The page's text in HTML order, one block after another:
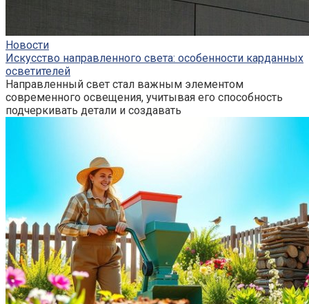
Новости
Искусство направленного света: особенности карданных
осветителей
Направленный свет стал важным элементом
современного освещения, учитывая его способность
подчеркивать детали и создавать